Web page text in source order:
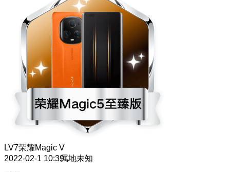
LV7荣耀Magic V
2022-02-1 10:39属地未知